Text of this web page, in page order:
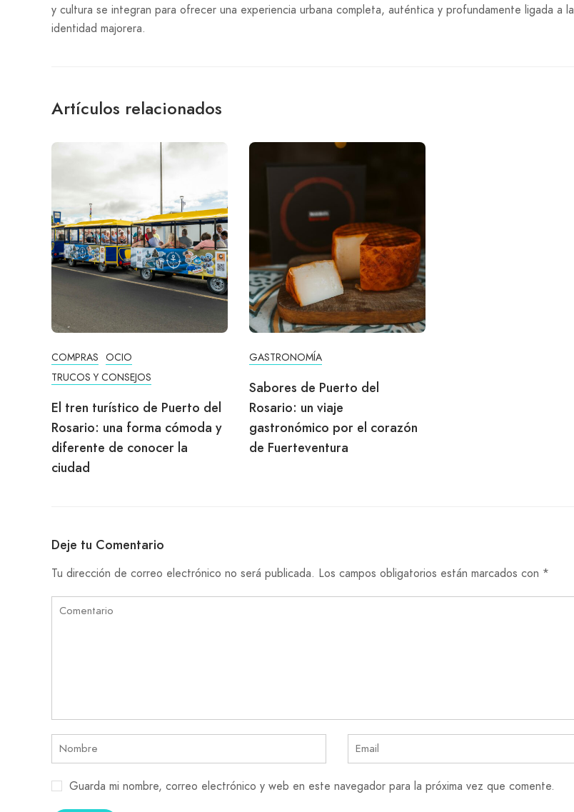
y cultura se integran para ofrecer una experiencia urbana completa, auténtica y profundamente ligada a la
identidad majorera.
Artículos relacionados
COMPRAS OCIO
TRUCOS Y CONSEJOS
El tren turístico de Puerto del
Rosario: una forma cómoda y
diferente de conocer la
ciudad
GASTRONOMÍA
Sabores de Puerto del
Rosario: un viaje
gastronómico por el corazón
de Fuerteventura
Deje tu Comentario
Tu dirección de correo electrónico no será publicada. Los campos obligatorios están marcados con *
Guarda mi nombre, correo electrónico y web en este navegador para la próxima vez que comente.